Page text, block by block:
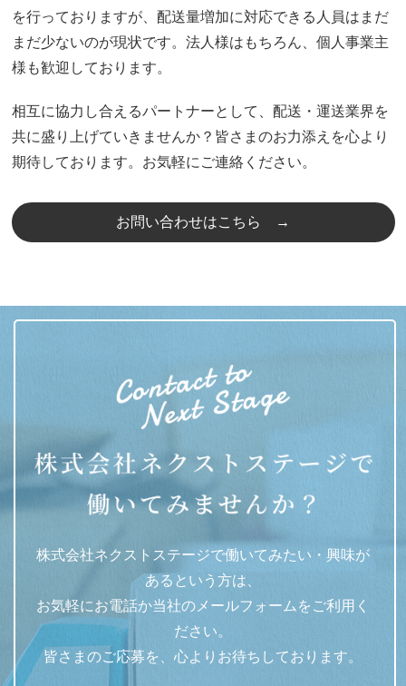
を行っておりますが、配送量増加に対応できる人員はまだ
まだ少ないのが現状です。法人様はもちろん、個人事業主
様も歓迎しております。
相互に協力し合えるパートナーとして、配送・運送業界を
共に盛り上げていきませんか？皆さまのお力添えを心より
期待しております。お気軽にご連絡ください。
お問い合わせはこちら
株式会社ネクストステージで働いてみたい・興味が
あるという方は、
お気軽にお電話か当社のメールフォームをご利用く
ださい。
皆さまのご応募を、心よりお待ちしております。